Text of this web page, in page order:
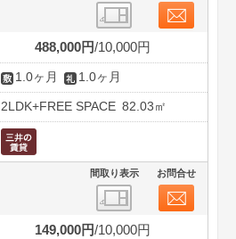
488,000円 10,000円
1.0ヶ月 1.0ヶ月
2LDK+FREE SPACE 82.03㎡
間取り表示 お問合せ
149,000円 10,000円